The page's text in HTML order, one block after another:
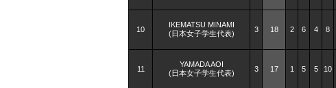
10
IKEMATSU MINAMI
(日本女子学生代表)
3 18 2 6 4 8
11
YAMADA AOI
(日本女子学生代表)
3 17 1 5 5 10